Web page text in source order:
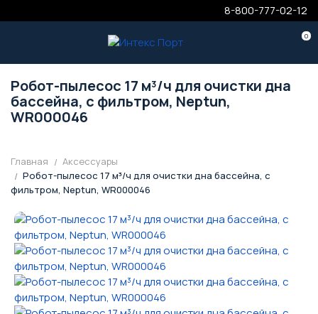
8-800-777-02-12
0
Робот-пылесос 17 м³/ч для очистки дна
бассейна, с фильтром, Neptun,
WR000046
Главная
Аксессуары
Робот-пылесос 17 м³/ч для очистки дна бассейна, с
фильтром, Neptun, WR000046